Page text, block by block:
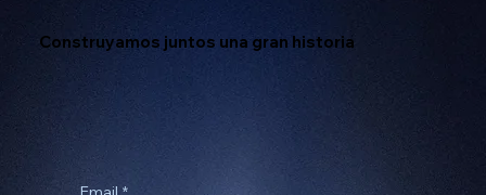
Construyamos juntos una gran historia